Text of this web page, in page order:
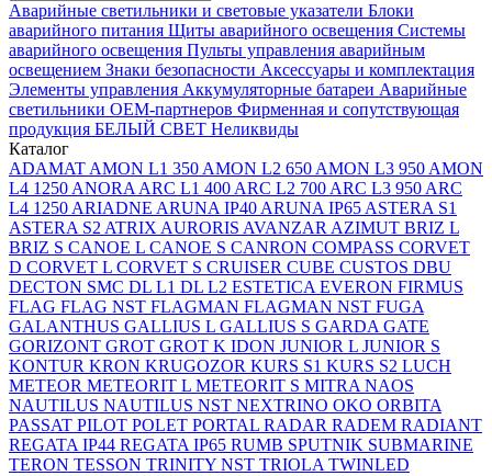
Аварийные светильники и световые указатели Блоки
аварийного питания Щиты аварийного освещения Системы
аварийного освещения Пульты управления аварийным
освещением Знаки безопасности Аксессуары и комплектация
Элементы управления Аккумуляторные батареи Аварийные
светильники ОЕМ-партнеров Фирменная и сопутствующая
продукция БЕЛЫЙ СВЕТ Неликвиды
Каталог
ADAMAT AMON L1 350 AMON L2 650 AMON L3 950 AMON
L4 1250 ANORA ARC L1 400 ARC L2 700 ARC L3 950 ARC
L4 1250 ARIADNE ARUNA IP40 ARUNA IP65 ASTERA S1
ASTERA S2 ATRIX AURORIS AVANZAR AZIMUT BRIZ L
BRIZ S CANOE L CANOE S CANRON COMPASS CORVET
D CORVET L CORVET S CRUISER CUBE CUSTOS DBU
DECTON SMC DL L1 DL L2 ESTETICA EVERON FIRMUS
FLAG FLAG NST FLAGMAN FLAGMAN NST FUGA
GALANTHUS GALLIUS L GALLIUS S GARDA GATE
GORIZONT GROT GROT K IDON JUNIOR L JUNIOR S
KONTUR KRON KRUGOZOR KURS S1 KURS S2 LUCH
METEOR METEORIT L METEORIT S MITRA NAOS
NAUTILUS NAUTILUS NST NEXTRINO OKO ORBITA
PASSAT PILOT POLET PORTAL RADAR RADEM RADIANT
REGATA IP44 REGATA IP65 RUMB SPUTNIK SUBMARINE
TERON TESSON TRINITY NST TRIOLA TWINLED